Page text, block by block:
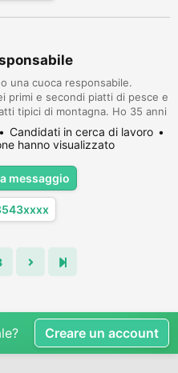
una cuoca responsabile.
primi e secondi piatti di pesce e
tipici di montagna. Ho 35 anni
Cerco lavoro, zona Veneto o
camera da sola. Disponibile
3385434251. Grazie
Candidati in cerca di lavoro
hanno visualizzato
messaggio
Creare un account